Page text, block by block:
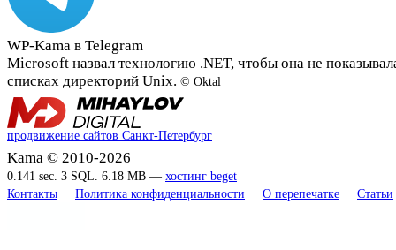
WP-Kama в Telegram
Microsoft назвал технологию .NET, чтобы она не
списках директорий Unix. © Oktal
продвижение сайтов Санкт-Петербург
Kama © 2010-2026
0.141 sec. 3 SQL. 6.18 MB — хостинг beget
Контакты
Политика конфиденциальности О перепечатке Статьи